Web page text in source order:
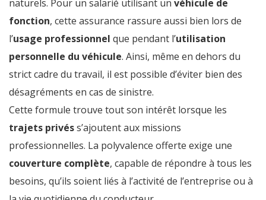
naturels. Pour un salarié utilisant un véhicule de
fonction, cette assurance rassure aussi bien lors de
l’usage professionnel que pendant l’utilisation
personnelle du véhicule. Ainsi, même en dehors du
strict cadre du travail, il est possible d’éviter bien des
désagréments en cas de sinistre.
Cette formule trouve tout son intérêt lorsque les
trajets privéss’ajoutent aux missions
professionnelles. La polyvalence offerte exige une
couverture complète, capable de répondre à tous les
besoins, qu’ils soient liés à l’activité de l’entreprise ou à